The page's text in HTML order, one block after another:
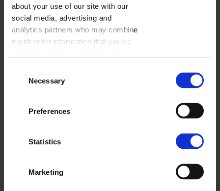
about your use of our site with our
social media, advertising and
analytics partners who may combine
it with other information that you’ve
services.
SelectionNecessary
Preferences
Statistics
Marketing
1 szt.
DODATKI